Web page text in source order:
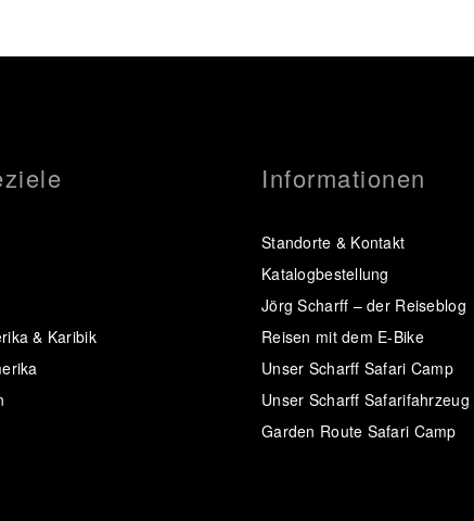
& Karibik
Informationen
Standorte & Kontakt
Katalogbestellung
Jörg Scharff – der Reiseblog
Reisen mit dem E-Bike
Unser Scharff Safari Camp
Unser Scharff Safarifahrzeug
Garden Route Safari Camp